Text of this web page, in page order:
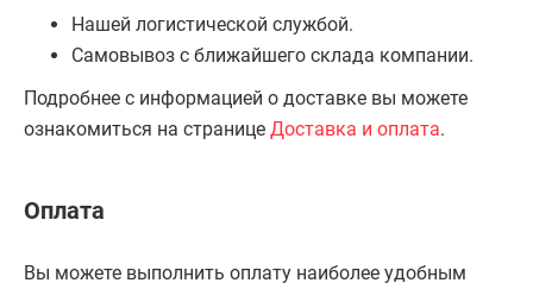
Нашей логистической службой.
Самовывоз с ближайшего склада компании.
Подробнее с информацией о доставке вы можете
ознакомиться на странице Доставка и оплата.
Оплата
Вы можете выполнить оплату наиболее удобным